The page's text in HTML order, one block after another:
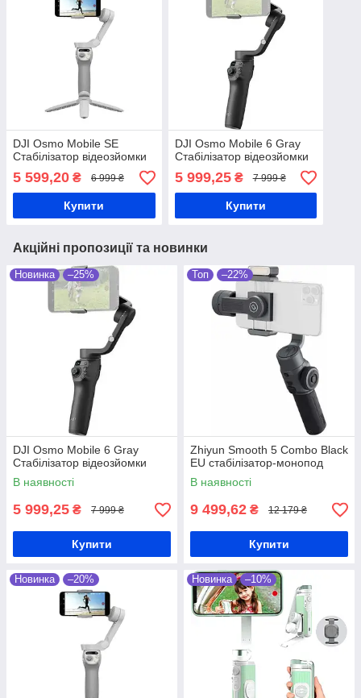
DJI Osmo Mobile SE
Стабілізатор відеозйомки
5 599,20 ₴ 6 999 ₴
Купити
DJI Osmo Mobile 6 Gray
Стабілізатор відеозйомки
5 999,25₴ 7 999 ₴
Купити
Акційні пропозиції та новинки
Новинка –25%
DJI Osmo Mobile 6 Gray
Стабілізатор відеозйомки
В наявності
5 999,25 ₴ 7 999 ₴
Купити
Топ –22%
Zhiyun Smooth 5 Combo Black
EU стабілізатор-монопод
В наявності
9 499,62 ₴ 12 179 ₴
Купити
Новинка –20% Новинка –10%